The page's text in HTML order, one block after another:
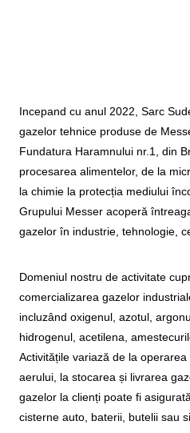
Incepand cu anul 2022, Sarc
gazelor tehnice produse de
Fundatura Haramnului nr.1, din
procesarea alimentelor, de la
la chimie la protecția mediului
Grupului Messer acoperă
gazelor în industrie, tehnologie,
Domeniul nostru de activitate
comercializarea gazelor
incluzând oxigenul, azotul,
hidrogenul, acetilena,
Activitățile variază de la
aerului, la stocarea și livrarea
gazelor la clienți poate fi
cisterne auto, baterii, butelii sau